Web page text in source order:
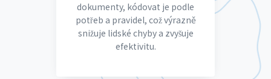
dokumenty, kódovat je podle
potřeb a pravidel, což výrazně
snižuje lidské chyby a zvyšuje
efektivitu.